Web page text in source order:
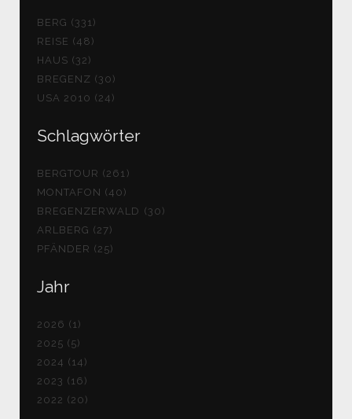
BERG (331)
REISE (48)
HAUS (32)
BREGENZ (30)
USA 2010 (24)
Schlagwörter
BERGTOUR (261)
MONTAFON (40)
BREGENZERWALD (30)
ARLBERG (27)
PFÄNDER (25)
Jahr
2026 (1)
2025 (5)
2024 (14)
2023 (16)
2022 (20)